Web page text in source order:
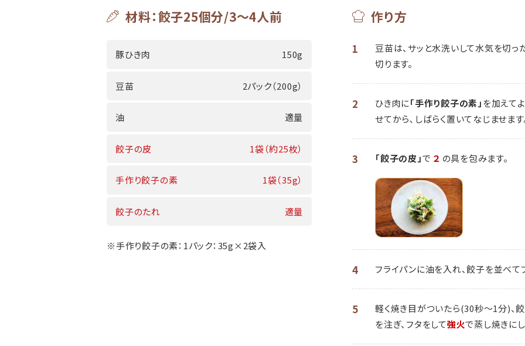
材料：餃子25個分/3～4人前
豚ひき肉 150g
豆苗 2パック（200g）
油 適量
餃子の皮 1袋（約25枚）
手作り餃子の素 1袋（35g）
餃子のたれ 適量
※手作り餃子の素：1パック：35g×2袋入
作り方
1
豆苗は、サッと水洗いして水気を切
切ります。
2 ひき肉に「手作り餃子の素」を加えてよ
せてから､しばらく置いてなじませます
3 「餃子の皮」で ２ の具を包みます。
4 フライパンに油を入れ、餃子を並べて
5
軽く焼き目がついたら(30秒～1分)、
を注ぎ、フタをして強火で蒸し焼きにし